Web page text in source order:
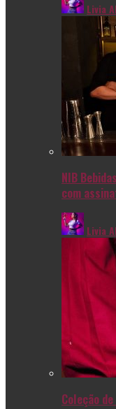
Livia
NIB
com
Livia
Coleção